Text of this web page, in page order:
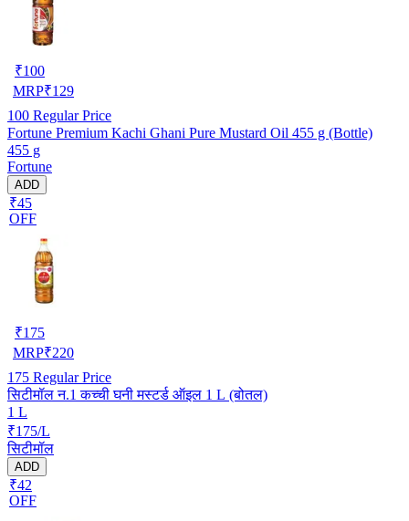
₹100
MRP₹129
100 Regular Price
Fortune Premium Kachi Ghani Pure Mustard Oil 455 g (Bottle)
455 g
Fortune
ADD
₹45
OFF
₹175
MRP₹220
175 Regular Price
सिटीमॉल न.1 कच्ची घनी मस्टर्ड ऑइल 1 L (बोतल)
1 L
₹175/L
सिटीमॉल
ADD
₹42
OFF